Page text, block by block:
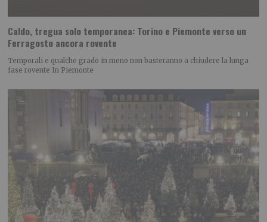
Caldo, tregua solo temporanea: Torino e Piemonte verso un
Ferragosto ancora rovente
Temporali e qualche grado in meno non basteranno a chiudere la lunga
fase rovente In Piemonte